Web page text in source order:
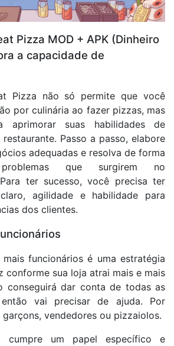
Pizza MOD + APK (Dinheiro
a capacidade de
Pizza não só permite que você
por culinária ao fazer pizzas, mas
aprimorar suas habilidades de
Passo a passo, elabore
adequadas e resolva de forma
que surgirem no
ter sucesso, você precisa ter
agilidade e habilidade para
dos clientes.
funcionários é uma estratégia
conforme sua loja atrai mais e mais
conseguirá dar conta de todas as
vai precisar de ajuda. Por
vendedores ou pizzaiolos.
cumpre um papel específico e